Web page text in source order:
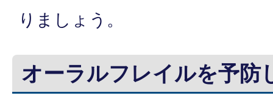
りましょう。
オーラルフレイルを予防